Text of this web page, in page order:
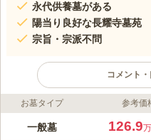
永代供養墓がある
陽当り良好な長耀寺墓苑
宗旨・宗派不問
コメント
ライフドット編集部のコメント
日比谷線「六本木駅」
お墓タイプ 参考価
一般墓 126.9